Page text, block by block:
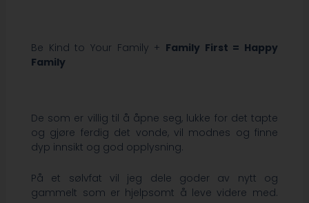
Be Kind to Your Family + Family First = Happy
Family
De som er villig til å åpne seg, lukke for det tapte
og gjøre ferdig det vonde, vil modnes og finne
dyp innsikt og god opplysning.
På et sølvfat vil jeg dele goder av nytt og
gammelt som er hjelpsomt å leve videre med.